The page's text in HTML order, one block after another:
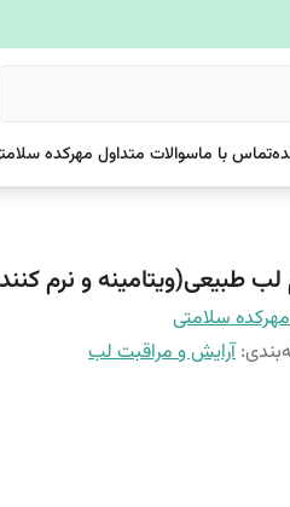
تماس با ماسوالات متداول مهرکده
لب طبیعی(ویتامینه و نرم
مهرکده سلامتی
:آرایش و مراقبت لب